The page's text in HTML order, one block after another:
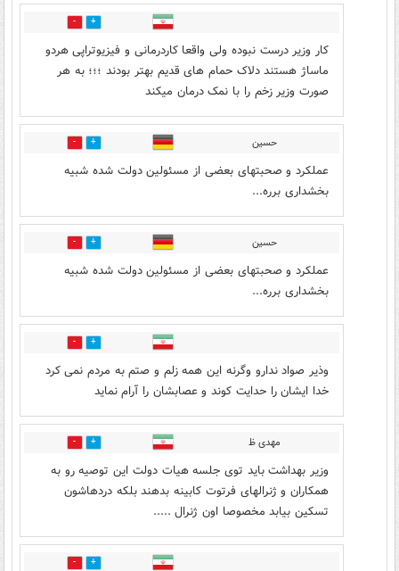
39
کار وزیر درست نبوده ولی واقعا کاردرمانی و فیزیوتراپی هردو
ماساژ هستند دلاک حمام های قدیم بهتر بودند ؛؛؛ به هر
صورت وزیر زخم را با نمک درمان میکند
حسین 67
عملکرد و صحبتهای بعضی از مسئولین دولت شده شبیه
بخشداری برره...
حسین 30
عملکرد و صحبتهای بعضی از مسئولین دولت شده شبیه
بخشداری برره...
19
وذیر صواد ندارو وگرنه این همه زلم و صتم به مردم نمی کرد
خدا ایشان را حدایت کوند و عصابشان را آرام نماید
مهدی ظ 48
وزیر بهداشت باید توی جلسه هیات دولت این توصیه رو به
همکاران و ژنرالهای فرتوت کابینه بدهند بلکه دردهاشون
تسکین بیابد مخصوصا اون ژنرال .....
45